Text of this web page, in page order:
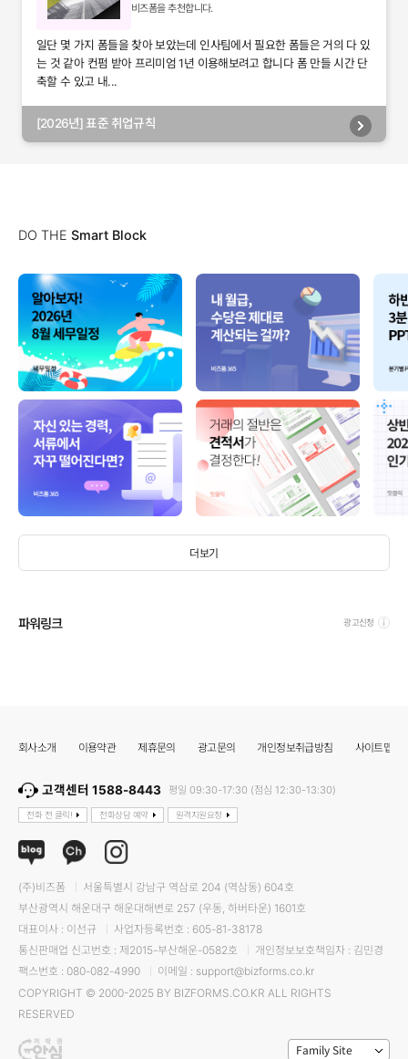
비즈폼을 추천합니다.
일단 몇 가지 폼들을 찾아 보았는데 인사팀에서 필요한 폼들은 거의 다 있
는 것 같아 컨펌 받아 프리미엄 1년 이용해보려고 합니다 폼 만들 시간 단
축할 수 있고 내...
[2026년] 표준 취업규칙
DO THE Smart Block
더보기
파워링크 광고신청
회사소개 이용약관 제휴문의 광고문의 개인정보취급방침 사이트맵
고객센터 1588-8443 평일 09:30-17:30 (점심 12:30-13:30)
전화 전 클릭! 전화상담 예약 원격지원요청
(주)비즈폼
서울특별시 강남구 역삼로 204 (역삼동) 604호
부산광역시 해운대구 해운대해변로 257 (우동, 하버타운) 1601호
대표이사 : 이선규
사업자등록번호 : 605-81-38178
통신판매업 신고번호 : 제2015-부산해운-0582호
개인정보보호책임자 : 김민경
팩스번호 : 080-082-4990
이메일 : support@bizforms.co.kr
COPYRIGHT © 2000-2025 BY BIZFORMS.CO.KR ALL RIGHTS
RESERVED
Family Site